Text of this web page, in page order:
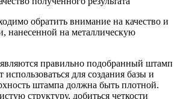
обратить внимание на качество и
нанесенной на металлическую
правильно подобранный штамп
использоваться для создания базы и
штампа должна быть плотной.
структуру, добиться четкости